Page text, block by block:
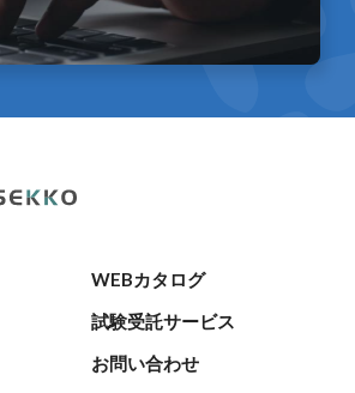
WEBカタログ
試験受託サービス
お問い合わせ